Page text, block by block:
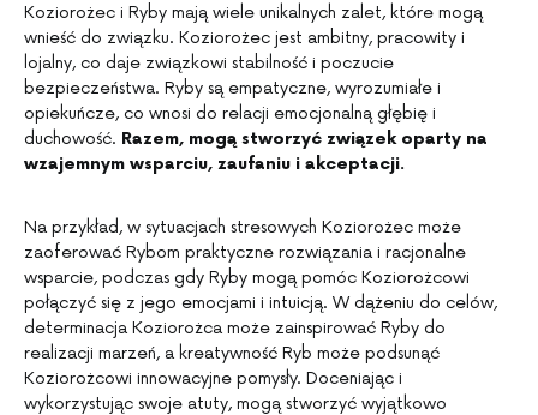
Koziorożec i Ryby mają wiele unikalnych zalet, które mogą
wnieść do związku. Koziorożec jest ambitny, pracowity i
lojalny, co daje związkowi stabilność i poczucie
bezpieczeństwa. Ryby są empatyczne, wyrozumiałe i
opiekuńcze, co wnosi do relacji emocjonalną głębię i
duchowość. Razem, mogą stworzyć związek oparty na
wzajemnym wsparciu, zaufaniu i akceptacji.
Na przykład, w sytuacjach stresowych Koziorożec może
zaoferować Rybom praktyczne rozwiązania i racjonalne
wsparcie, podczas gdy Ryby mogą pomóc Koziorożcowi
połączyć się z jego emocjami i intuicją. W dążeniu do celów,
determinacja Koziorożca może zainspirować Ryby do
realizacji marzeń, a kreatywność Ryb może podsunąć
Koziorożcowi innowacyjne pomysły. Doceniając i
wykorzystując swoje atuty, mogą stworzyć wyjątkowo